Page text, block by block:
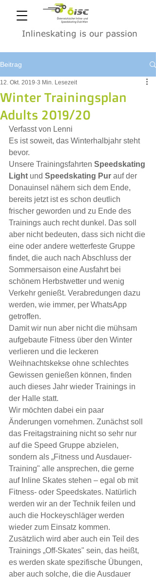
Inlineskating is our passion
Beitrag
Winter Trainingsplan
Adults 2019/20
12. Okt. 2019 3 Min. Lesezeit
Verfasst von Lenni
Es ist soweit, das Winterhalbjahr steht
bevor.
Unsere Trainingsfahrten Speedskating
Light und Speedskating Pur auf der
Donauinsel nähern sich dem Ende,
bereits jetzt ist es schon deutlich
frischer geworden und zu Ende des
Trainings auch recht dunkel. Das soll
aber nicht bedeuten, dass sich nicht die
eine oder andere wetterfeste Gruppe
findet, die auch nach Abschluss der
Sommersaison eine Ausfahrt bei
schönem Herbstwetter und wenig
Verkehr genießt. Verabredungen dazu
werden, wie immer, per WhatsApp
getroffen.
Damit wir nun aber nicht die mühsam
aufgebaute Fitness über den Winter
verlieren und die leckeren
Weihnachtskekse ohne schlechtes
Gewissen genießen können, finden
auch dieses Jahr wieder Trainings in
der Halle statt.
Wir möchten dabei ein paar
Änderungen vornehmen. Zunächst soll
das Freitagstraining nicht so sehr nur
auf die Speed Gruppe abzielen,
sondern als „Fitness und Ausdauer-
Training" alle ansprechen, die gerne
auf Inline Skates stehen – egal ob mit
Fitness- oder Speedskates. Natürlich
werden wir an der Technik feilen und
auch die Hockeyschläger werden
wieder zum Einsatz kommen.
Zusätzlich wird aber auch ein Teil des
Trainings „Off-Skates" sein, das heißt,
es werden skate spezifische Übungen,
aber auch solche, die die Ausdauer